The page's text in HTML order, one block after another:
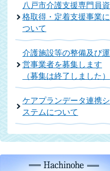
八戸市介護支援専門員資
格取得・定着支援事業に
ついて
介護施設等の整備及び運
営事業者を募集します
（募集は終了しました）
ケアプランデータ連携シ
ステムについて